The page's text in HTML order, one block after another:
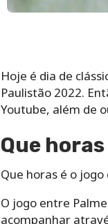
Hoje é dia de
Paulistão 2022.
Youtube, além de
Que
Que horas é o jogo
O jogo entre
acompanhar